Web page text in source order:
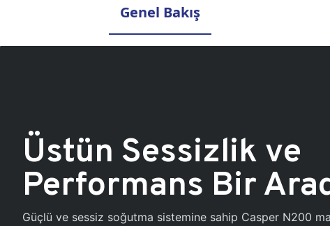
Genel Bakış
Üstün Sessizlik ve
Performans Bir
Güçlü ve sessiz soğutma sistemine sahip Casper N200